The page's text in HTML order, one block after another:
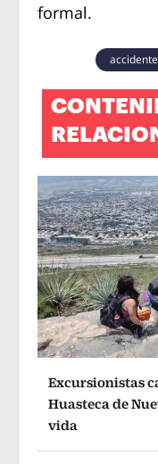
formal.
accidente
Excursionistas
Huasteca de
vida